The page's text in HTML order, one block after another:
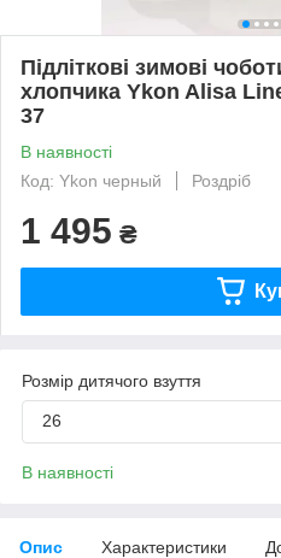
Підліткові зимові
хлопчика Ykon Alisa
37
В наявності
Код: Ykon черный
Роздріб
1 495 ₴
Розмір дитячого взуття
26
В наявності
Опис Характеристики